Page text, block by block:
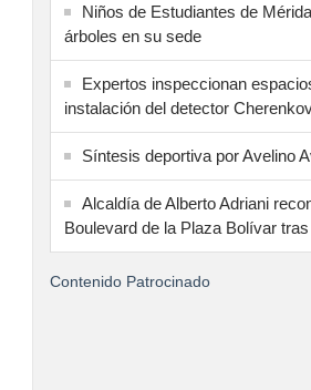
Niños de Estudiantes de
árboles en su sede
Expertos inspeccionan
instalación del detector
Síntesis deportiva por Avelino
Alcaldía de Alberto Adriani
Boulevard de la Plaza Bolívar
Contenido Patrocinado